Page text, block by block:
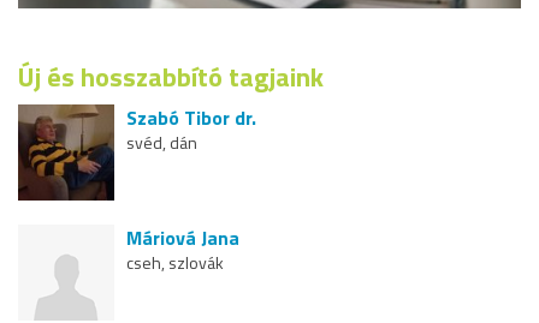
Új és hosszabbító tagjaink
Szabó Tibor dr.
svéd, dán
Máriová Jana
cseh, szlovák